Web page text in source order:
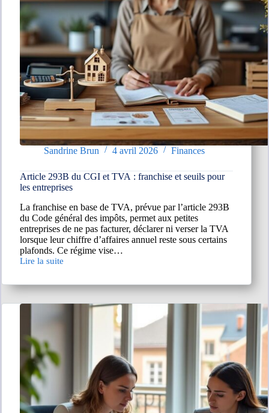
Sandrine Brun 4 avril 2026 Finances
Article 293B du CGI et TVA : franchise et seuils pour
les entreprises
La franchise en base de TVA, prévue par l’article 293B
du Code général des impôts, permet aux petites
entreprises de ne pas facturer, déclarer ni verser la TVA
lorsque leur chiffre d’affaires annuel reste sous certains
plafonds. Ce régime vise…
Lire la suite
Article
du
et
seuils
pour
les
entreprises